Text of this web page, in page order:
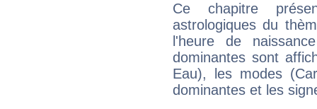
Ce chapitre
astrologiques du
l'heure de
dominantes sont
Eau), les modes
dominantes et les